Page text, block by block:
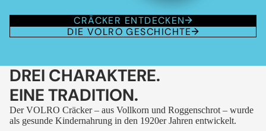
CRÄCKER ENTDECKEN
DIE VOLRO GESCHICHTE
DREI CHARAKTERE.
EINE TRADITION.
Der VOLRO Cräcker – aus Vollkorn und Roggenschrot – wurde
als gesunde Kindernahrung in den 1920er Jahren entwickelt.